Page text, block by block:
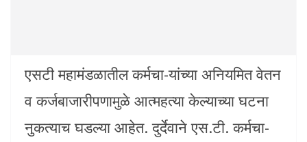
एसटी महामंडळातील कर्मचा-यांच्या अनियमित वेतन
व कर्जबाजारीपणामुळे आत्महत्या केल्याच्या घटना
नुकत्याच घडल्या आहेत. दुर्देवाने एस.टी. कर्मचा-